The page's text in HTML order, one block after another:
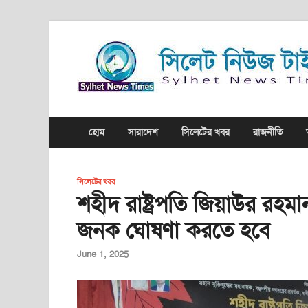
হোম সারাদেশ সিলেটের খবর রাজনীতি
সিলেটের খবর
শহীদ রাষ্ট্রপতি জিয়াউর
জনক ঘোষণা করতে হবে
June 1, 2025